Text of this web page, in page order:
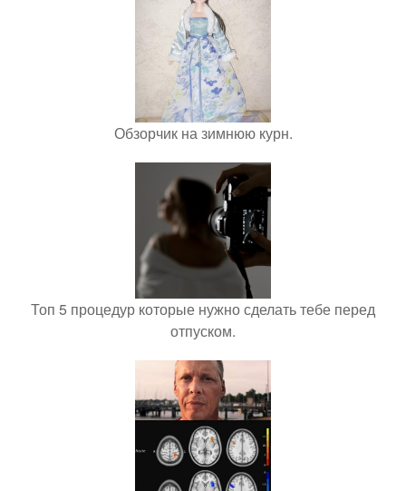
Обзорчик на зимнюю курн.
Топ 5 процедур которые нужно сделать тебе перед
отпуском.